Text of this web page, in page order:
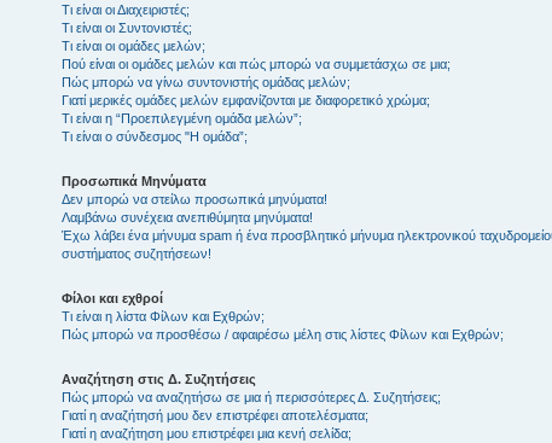
Τι είναι οι Διαχειριστές;
Τι είναι οι Συντονιστές;
Τι είναι οι ομάδες μελών;
Πού είναι οι ομάδες μελών και πώς μπορώ να συμμετάσχω σε μια;
Πώς μπορώ να γίνω συντονιστής ομάδας μελών;
Γιατί μερικές ομάδες μελών εμφανίζονται με διαφορετικό χρώμα;
Τι είναι η “Προεπιλεγμένη ομάδα μελών”;
Τι είναι ο σύνδεσμος "Η ομάδα”;
Προσωπικά Μηνύματα
Δεν μπορώ να στείλω προσωπικά μηνύματα!
Λαμβάνω συνέχεια ανεπιθύμητα μηνύματα!
Έχω λάβει ένα μήνυμα spam ή ένα προσβλητικό μήνυμα ηλεκτρονικού
συστήματος συζητήσεων!
Φίλοι και εχθροί
Τι είναι η λίστα Φίλων και Εχθρών;
Πώς μπορώ να προσθέσω / αφαιρέσω μέλη στις λίστες Φίλων και Εχθρών;
Αναζήτηση στις Δ. Συζητήσεις
Πώς μπορώ να αναζητήσω σε μια ή περισσότερες Δ. Συζητήσεις;
Γιατί η αναζήτησή μου δεν επιστρέφει αποτελέσματα;
Γιατί η αναζήτηση μου επιστρέφει μια κενή σελίδα;